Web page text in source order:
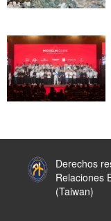
Derechos
Relaciones
(Taiwan)